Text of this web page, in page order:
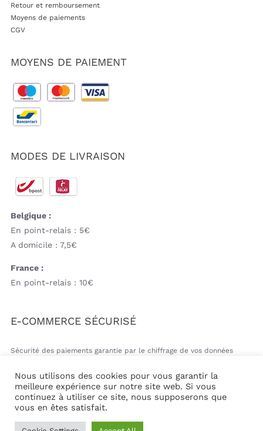
Retour et remboursement
Moyens de paiements
CGV
MOYENS DE PAIEMENT
MODES DE LIVRAISON
Belgique :
En point-relais : 5€
A domicile : 7,5€
France :
En point-relais : 10€
E-COMMERCE SÉCURISÉ
Sécurité des paiements garantie par le chiffrage de vos données
© Copyright 2026 | Mil&va Babystore All Rights Reserved
Nous utilisons des cookies pour vous garantir la
meilleure expérience sur notre site web. Si vous
continuez à utiliser ce site, nous supposerons que
vous en êtes satisfait.